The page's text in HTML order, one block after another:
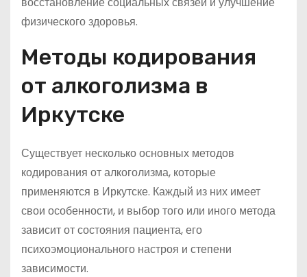
физического здоровья.
Методы кодирования
от алкоголизма в
Иркутске
Существует несколько основных методов
кодирования от алкоголизма, которые
применяются в Иркутске. Каждый из них имеет
свои особенности, и выбор того или иного метода
зависит от состояния пациента, его
психоэмоционального настроя и степени
зависимости.